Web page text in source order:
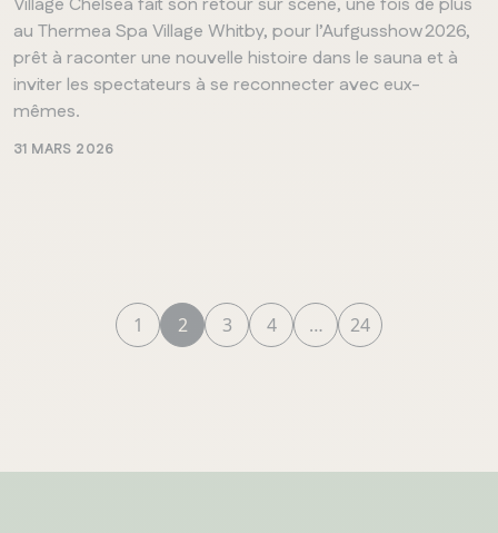
au Thermea Spa Village Whitby, pour l’Aufgusshow 2026,
prêt à raconter une nouvelle histoire dans le sauna et à
inviter les spectateurs à se reconnecter avec eux-
mêmes.
31 MARS 2026
1 2 3 4 … 24